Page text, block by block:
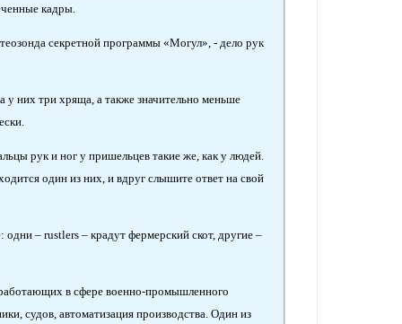
кадры.
секретной программы «Могул», - дело рук
у них три хряща, а также значительно меньше
рук и ног у пришельцев такие же, как у людей.
один из них, и вдруг слышите ответ на свой
– rustlers – крадут фермерский скот, другие –
в сфере военно-промышленного
судов, автоматизация производства. Один из